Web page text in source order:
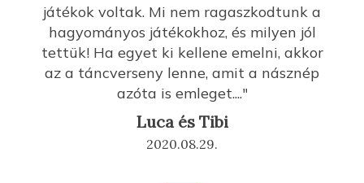
játékok voltak. Mi nem ragaszkodtunk a
hagyományos játékokhoz, és milyen jól
tettük! Ha egyet ki kellene emelni, akkor
az a táncverseny lenne, amit a násznép
azóta is emleget...."
Luca és Tibi
2020.08.29.